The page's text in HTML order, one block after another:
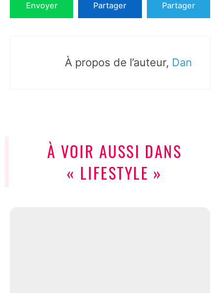
Envoyer Partager Partager
À propos de l’auteur, Dan
À VOIR AUSSI DANS
« LIFESTYLE »